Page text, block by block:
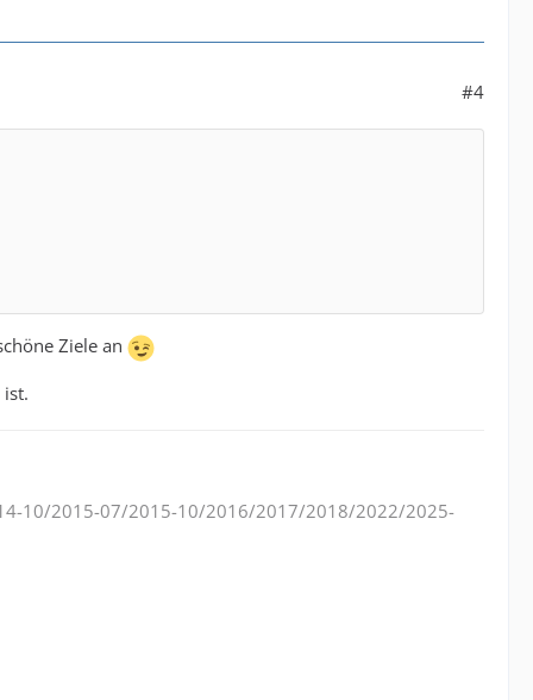
#4
Ziele an
ist.
10/2015-07/2015-10/2016/2017/2018/2022/2025-